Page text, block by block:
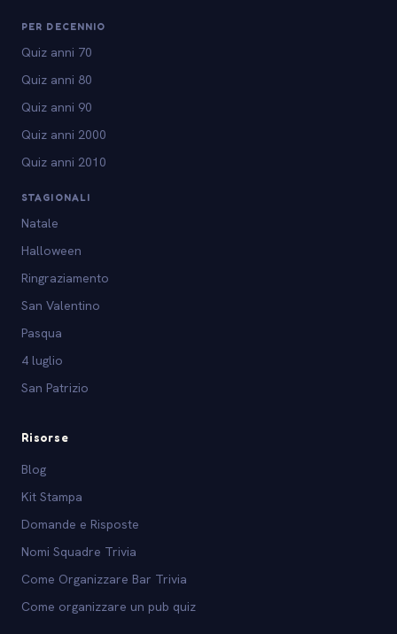
PER DECENNIO
Quiz anni 70
Quiz anni 80
Quiz anni 90
Quiz anni 2000
Quiz anni 2010
STAGIONALI
Natale
Halloween
Ringraziamento
San Valentino
Pasqua
4 luglio
San Patrizio
Risorse
Blog
Kit Stampa
Domande e Risposte
Nomi Squadre Trivia
Come Organizzare Bar Trivia
Come organizzare un pub quiz